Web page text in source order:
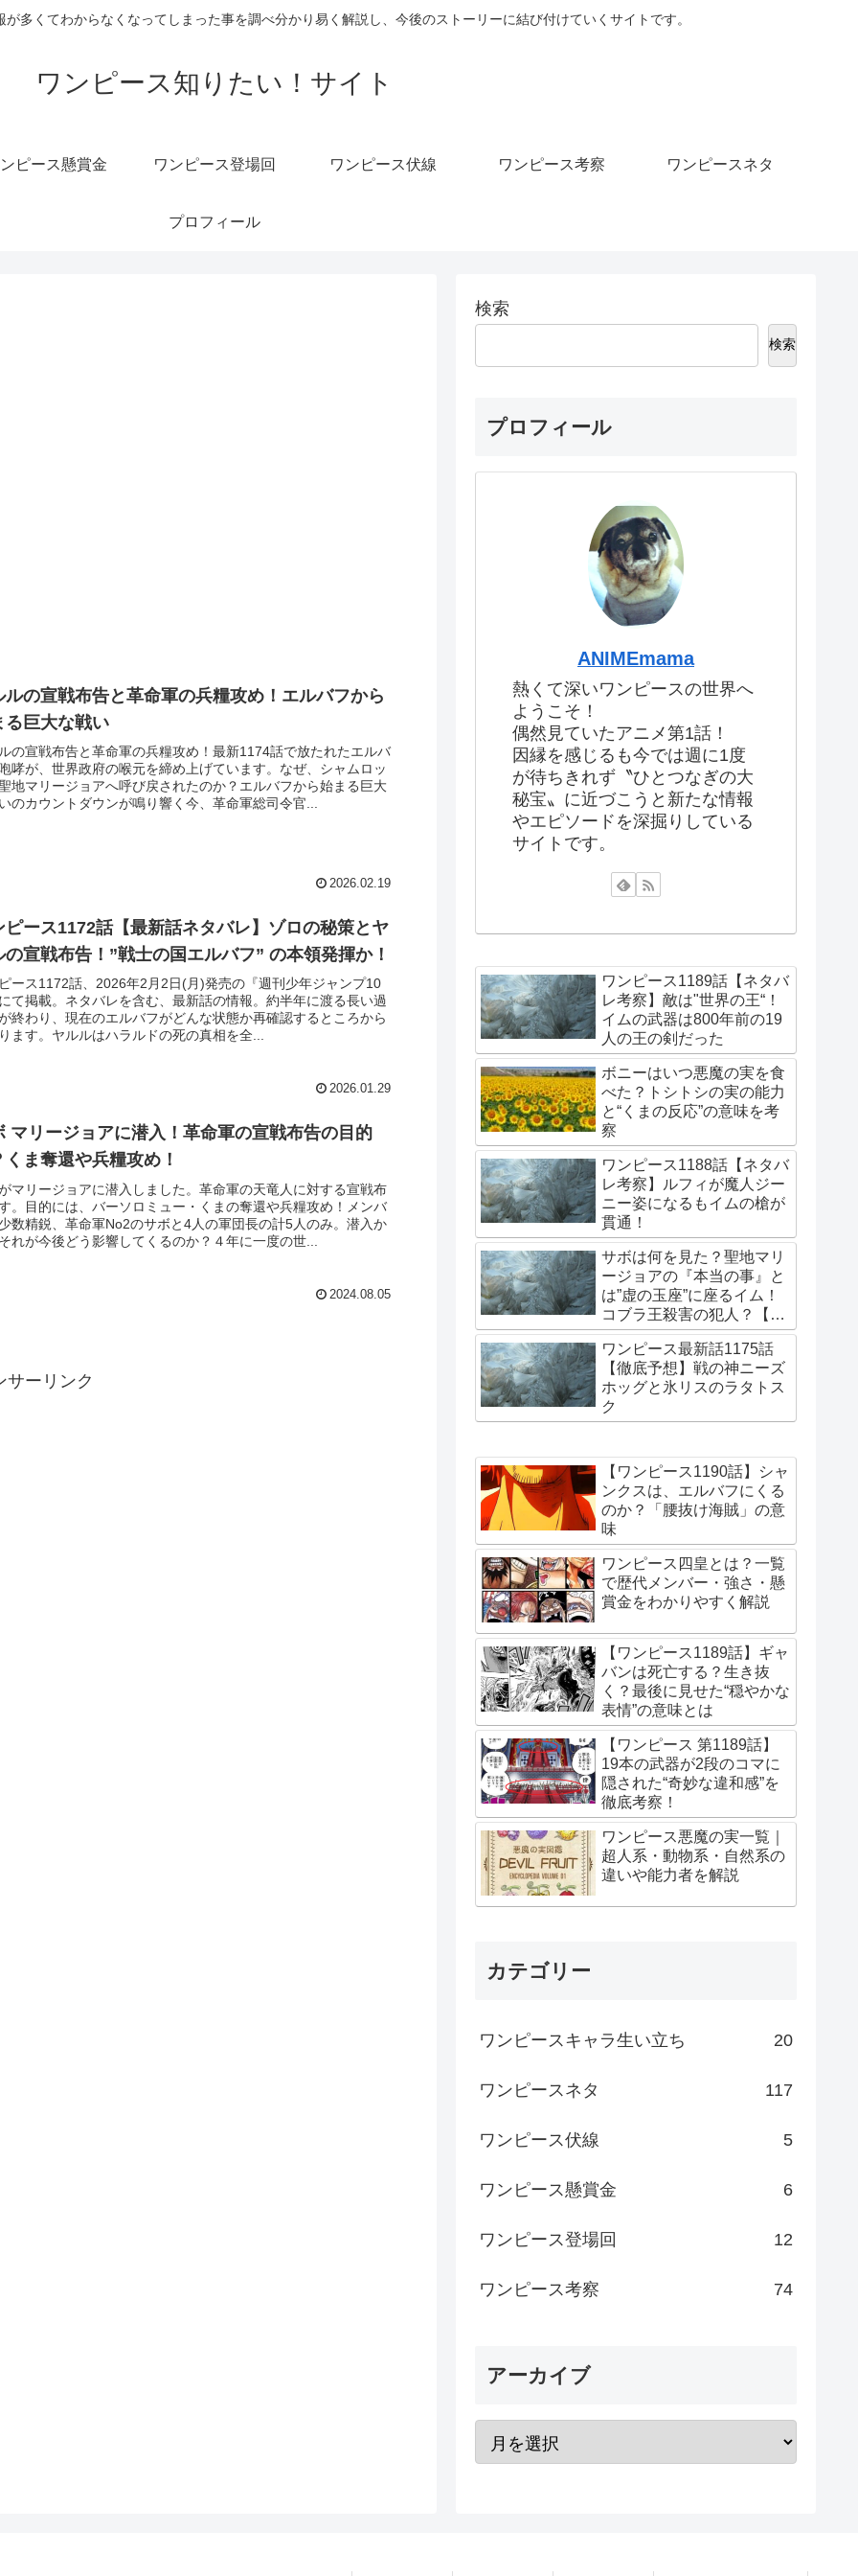
多くてわからなくなってしまった事を調べ分かり易く解説し、今後のストーリーに結び付けていくサイトです。
ワンピース知りたい！サイト
ピース懸賞金 ワンピース登場回 ワンピース伏線 ワンピース考察 ワンピースネタ
プロフィール
ルの宣戦布告と革命軍の兵糧攻め！エルバフから
る巨大な戦い
の宣戦布告と革命軍の兵糧攻め！最新1174話で放たれたエルバ
哮が、世界政府の喉元を締め上げています。なぜ、シャムロッ
地マリージョアへ呼び戻されたのか？エルバフから始まる巨大
のカウントダウンが鳴り響く今、革命軍総司令官...
2026.02.19
ピース1172話【最新話ネタバレ】ゾロの秘策とヤ
の宣戦布告！”戦士の国エルバフ” の本領発揮か！
ース1172話、2026年2月2日(月)発売の『週刊少年ジャンプ10
て掲載。ネタバレを含む、最新話の情報。約半年に渡る長い過
終わり、現在のエルバフがどんな状態か再確認するところから
ます。ヤルルはハラルドの死の真相を全...
2026.01.29
マリージョアに潜入！革命軍の宣戦布告の目的
くま奪還や兵糧攻め！
マリージョアに潜入しました。革命軍の天竜人に対する宣戦布
。目的には、バーソロミュー・くまの奪還や兵糧攻め！メンバ
数精鋭、革命軍No2のサボと4人の軍団長の計5人のみ。潜入か
れが今後どう影響してくるのか？４年に一度の世...
2024.08.05
サーリンク
検索
検索
プロフィール
ANIMEmama
熱くて深いワンピースの世界へ
ようこそ！
偶然見ていたアニメ第1話！
因縁を感じるも今では週に1度
が待ちきれず〝ひとつなぎの大
秘宝〟に近づこうと新たな情報
やエピソードを深掘りしている
サイトです。
ワンピース1189話【ネタバ
レ考察】敵は"世界の王“！
イムの武器は800年前の19
人の王の剣だった
ボニーはいつ悪魔の実を食
べた？トシトシの実の能力
と“くまの反応”の意味を考
察
ワンピース1188話【ネタバ
レ考察】ルフィが魔人ジー
ニー姿になるもイムの槍が
貫通！
サボは何を見た？聖地マリ
ージョアの『本当の事』と
は”虚の玉座”に座るイム！
コブラ王殺害の犯人？【更
新・2026/7/15】
ワンピース最新話1175話
【徹底予想】戦の神ニーズ
ホッグと氷リスのラタトス
ク
【ワンピース1190話】シャ
ンクスは、エルバフにくる
のか？「腰抜け海賊」の意
味
ワンピース四皇とは？一覧
で歴代メンバー・強さ・懸
賞金をわかりやすく解説
【ワンピース1189話】ギャ
バンは死亡する？生き抜
く？最後に見せた“穏やかな
表情”の意味とは
【ワンピース 第1189話】
19本の武器が2段のコマに
隠された“奇妙な違和感”を
徹底考察！
ワンピース悪魔の実一覧｜
超人系・動物系・自然系の
違いや能力者を解説
カテゴリー
ワンピースキャラ生い立ち 20
ワンピースネタ 117
ワンピース伏線 5
ワンピース懸賞金 6
ワンピース登場回 12
ワンピース考察 74
アーカイブ